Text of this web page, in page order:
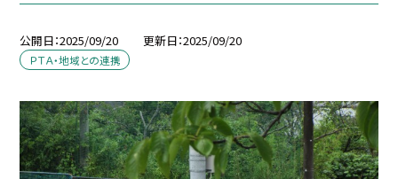
公開日 2025/09/20 更新日 2025/09/20
ＰＴＡ・地域との連携